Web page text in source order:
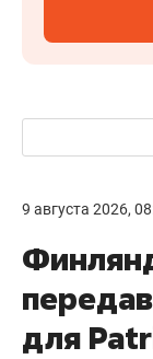
9 августа 2026,
для